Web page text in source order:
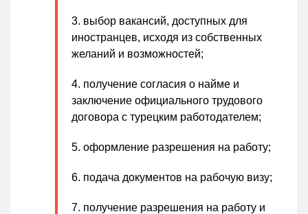
выбор вакансий, доступных для
иностранцев, исходя из собственных
желаний и возможностей;
получение согласия о найме и
заключение официального трудового
договора с турецким работодателем;
оформление разрешения на работу;
подача документов на рабочую визу;
получение разрешения на работу и